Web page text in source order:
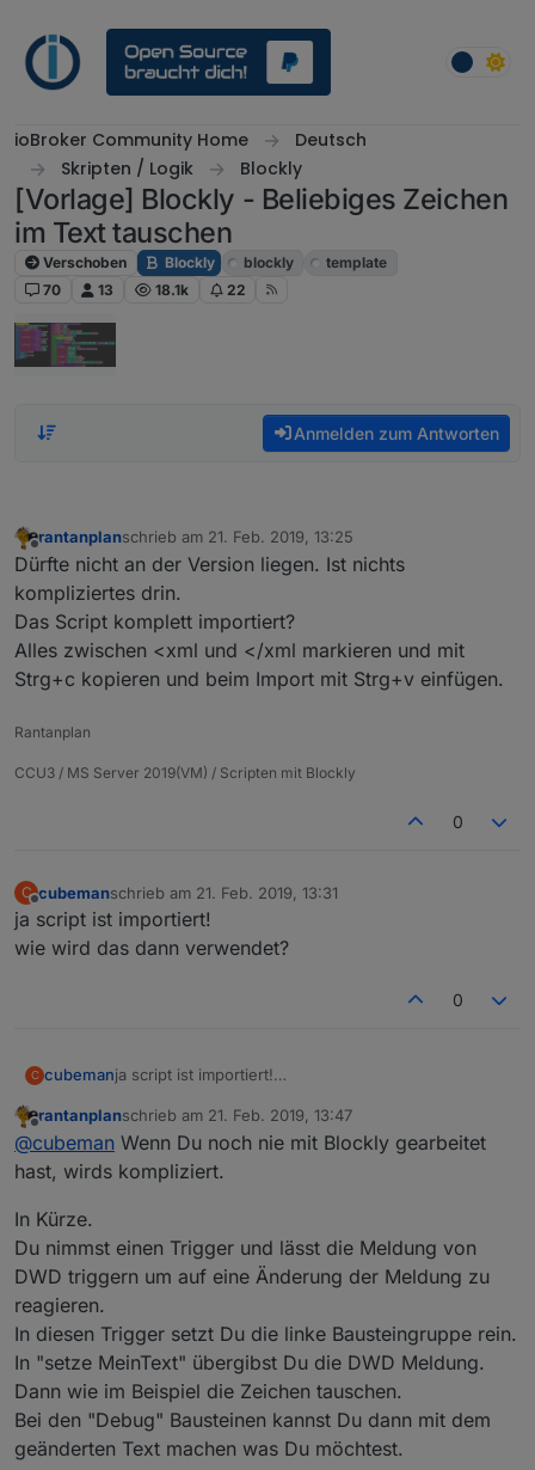
ioBroker Community Home
Deutsch
Skripten / Logik
Blockly
[Vorlage] Blockly - Beliebiges Zeichen
im Text tauschen
Verschoben Blockly blockly
template
70
13 18.1k 22
Anmelden zum Antworten
Offline
rantanplanschrieb am 21. Feb. 2019, 13:25
zuletzt editiert von
Dürfte nicht an der Version liegen. Ist nichts
kompliziertes drin.
Das Script komplett importiert?
Alles zwischen <xml und </xml markieren und mit
Strg+c kopieren und beim Import mit Strg+v einfügen.
Rantanplan
CCU3 / MS Server 2019(VM) / Scripten mit Blockly
0
C
Offline
cubemanschrieb am 21. Feb. 2019, 13:31
zuletzt editiert von
ja script ist importiert!
wie wird das dann verwendet?
0
C cubemanja script ist importiert!
Offline
rantanplanschrieb am 21. Feb. 2019, 13:47
zuletzt editiert von
@cubeman Wenn Du noch nie mit Blockly gearbeitet
hast, wirds kompliziert.
In Kürze.
Du nimmst einen Trigger und lässt die Meldung von
DWD triggern um auf eine Änderung der Meldung zu
reagieren.
In diesen Trigger setzt Du die linke Bausteingruppe rein.
In "setze MeinText" übergibst Du die DWD Meldung.
Dann wie im Beispiel die Zeichen tauschen.
Bei den "Debug" Bausteinen kannst Du dann mit dem
geänderten Text machen was Du möchtest.